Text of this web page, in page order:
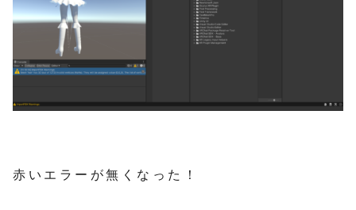
赤いエラーが無くなった！